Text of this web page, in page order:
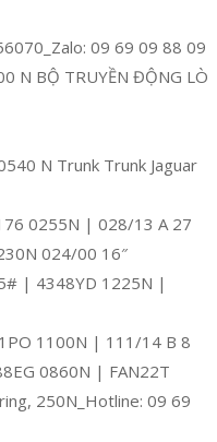
09 69 09 88 09
N BỘ TRUYỀN ĐỘNG LÒ
N Trunk Trunk Jaguar
0255N | 028/13 A 27
024/00 16″
| 4348YD 1225N |
1100N | 111/14 B 8
0860N | FAN22T
250N_Hotline: 09 69